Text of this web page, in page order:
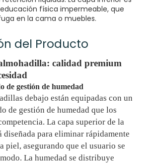
física impermeable, que
en la cama o muebles.
del Producto
calidad premium
de gestión de humedad
debajo están equipadas con un
de gestión de humedad que los
La capa superior de la
diseñada para eliminar rápidamente
piel, asegurando que el usuario se
La humedad se distribuye